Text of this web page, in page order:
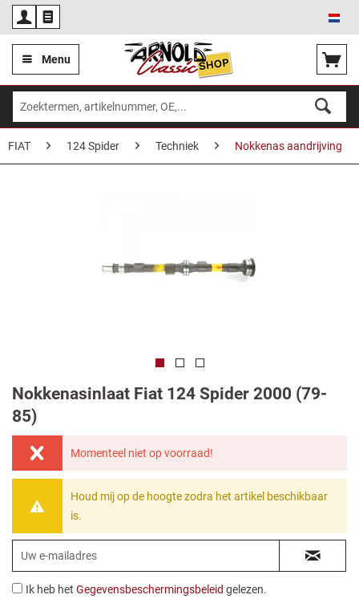
Menu
FIAT 124 Spider Techniek Nokkenas aandrijving
Nokkenasinlaat Fiat 124 Spider 2000 (79-
85)
Momenteel niet op voorraad!
Houd mij op de hoogte zodra het artikel beschikbaar
is.
Ik heb het Gegevensbeschermingsbeleid gelezen.